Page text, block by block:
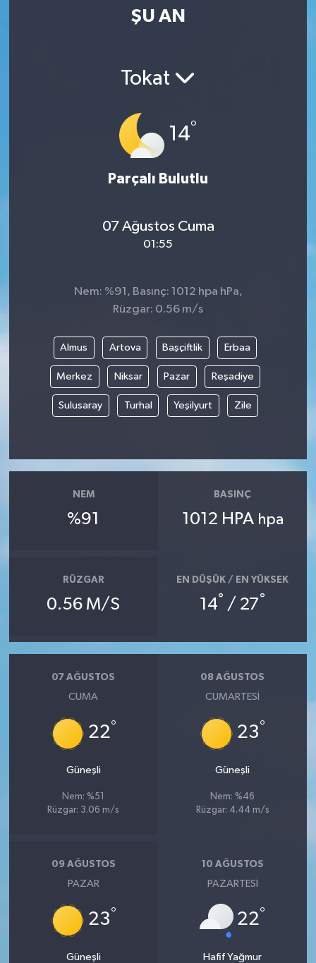
ŞU AN
Tokat
14°
Parçalı Bulutlu
07 Ağustos Cuma
01:55
Nem: %91, Basınç: 1012 hpa hPa,
Rüzgar: 0.56 m/s
Almus Artova Başçiftlik Erbaa
Merkez Niksar Pazar Reşadiye
Sulusaray Turhal Yeşilyurt Zile
NEM
%91
BASINÇ
1012 HPA hpa
RÜZGAR
0.56 M/S
EN DÜŞÜK / EN YÜKSEK
14° / 27°
07 AĞUSTOS
CUMA
22°
Güneşli
Nem: %51
Rüzgar: 3.06 m/s
08 AĞUSTOS
CUMARTESI
23°
Güneşli
Nem: %46
Rüzgar: 4.44 m/s
09 AĞUSTOS
PAZAR
23°
Güneşli
10 AĞUSTOS
PAZARTESI
22°
Hafif Yağmur